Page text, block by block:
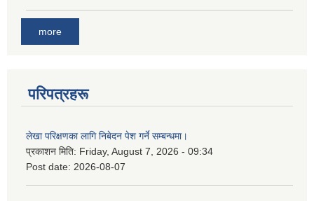
more
परिपत्रहरू
लेखा परिक्षणका लागि निबेदन पेश गर्ने सम्बन्धमा।
प्रकाशन मिति: Friday, August 7, 2026 - 09:34
Post date: 2026-08-07